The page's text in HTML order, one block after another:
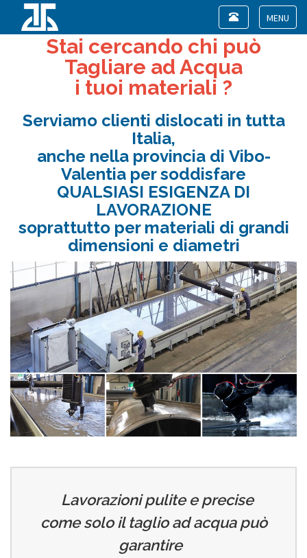
Toggle
Toggle
navigation
Stai cercando chi può
Tagliare ad Acqua
i tuoi materiali ?
Serviamo clienti dislocati in tutta
Italia,
anche nella provincia di Vibo-
Valentia per soddisfare
QUALSIASI ESIGENZA DI
LAVORAZIONE
soprattutto per materiali di grandi
dimensioni e diametri
Lavorazioni pulite e precise
come solo il taglio ad acqua può
garantire